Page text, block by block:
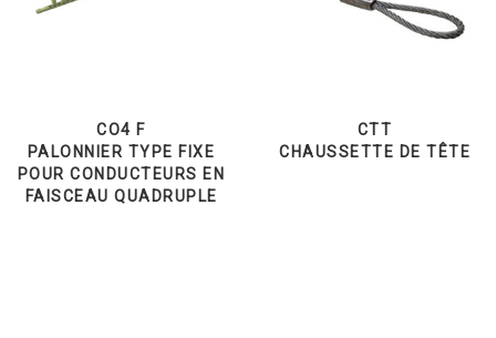
CO4 F
PALONNIER TYPE FIXE
POUR CONDUCTEURS EN
FAISCEAU QUADRUPLE
CTT
CHAUSSETTE DE TÊTE